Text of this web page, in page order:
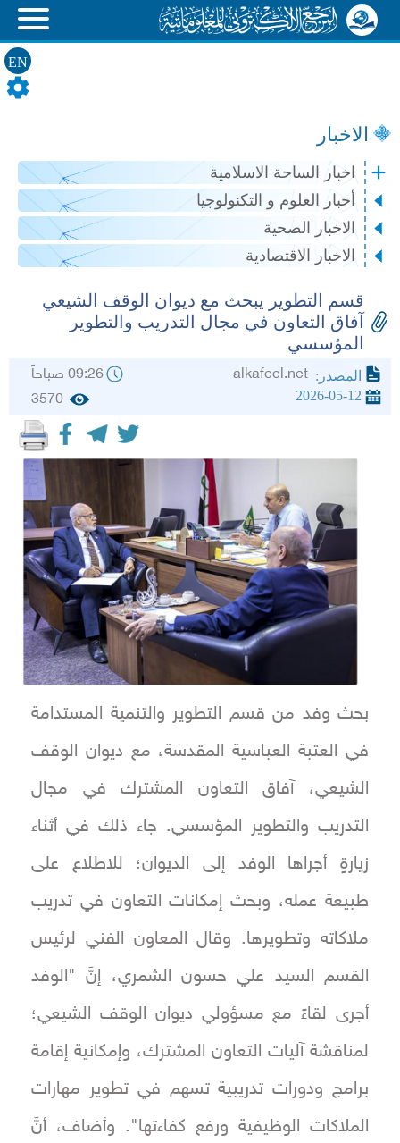
EN
الاخبار
اخبار الساحة الاسلامية
أخبار العلوم و التكنولوجيا
الاخبار الصحية
الاخبار الاقتصادية
قسم التطوير يبحث مع ديوان الوقف الشيعي
آفاق التعاون في مجال التدريب والتطوير
المؤسسي
المصدر: 09:26 صباحاً
2026-05-12
3570
بحث وفد من قسم التطوير والتنمية المستدامة
في العتبة العباسية المقدسة، مع ديوان الوقف
الشيعي، آفاق التعاون المشترك في مجال
التدريب والتطوير المؤسسي. جاء ذلك في أثناء
زيارةٍ أجراها الوفد إلى الديوان؛ للاطلاع على
طبيعة عمله، وبحث إمكانات التعاون في تدريب
ملاكاته وتطويرها. وقال المعاون الفني لرئيس
القسم السيد علي حسون الشمري، إنَّ "الوفد
أجرى لقاءً مع مسؤولي ديوان الوقف الشيعي؛
لمناقشة آليات التعاون المشترك، وإمكانية إقامة
برامج ودورات تدريبية تسهم في تطوير مهارات
الملاكات الوظيفية ورفع كفاءتها". وأضاف، أنَّ